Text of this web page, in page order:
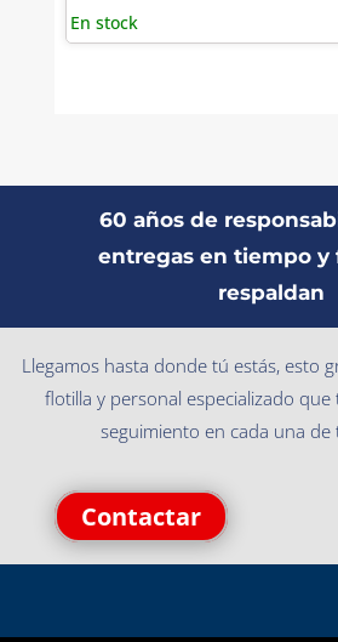
En stock
60 años de
entregas en tiempo y
respaldan
Llegamos hasta donde tú estás, esto
flotilla y personal especializado
seguimiento en cada una de
Contactar